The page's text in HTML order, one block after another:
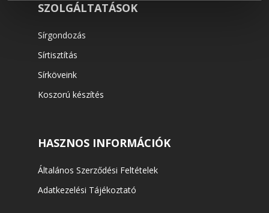
SZOLGÁLTATÁSOK
Sírgondozás
Sírtisztítás
Sírköveink
Koszorú készítés
HASZNOS INFORMÁCIÓK
Általános Szerződési Feltételek
Adatkezelési Tájékoztató